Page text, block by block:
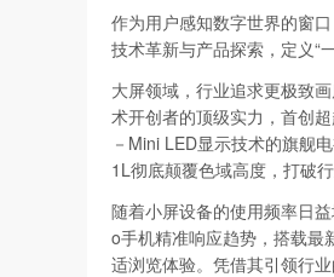
作为用户感知数字世界的窗
技术革新与产品探索，定义“
大屏领域，行业追求更极致
术开创者的顶级实力，首创
－Mini LED显示技术的旗舰
1L彻底颠覆色域高度，打破
随着小屏设备的使用频率日
o手机精准响应趋势，搭载最
适浏览体验。凭借其引领行